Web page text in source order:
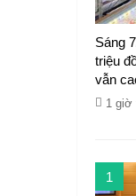
Sáng
triệu
vẫn
1 giờ
1